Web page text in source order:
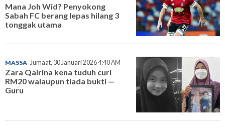
Mana Joh Wid? Penyokong
Sabah FC berang lepas hilang 3
tonggak utama
MASSA Jumaat, 30 Januari 2026 4:40 AM
Zara Qairina kena tuduh curi
RM20 walaupun tiada bukti —
Guru